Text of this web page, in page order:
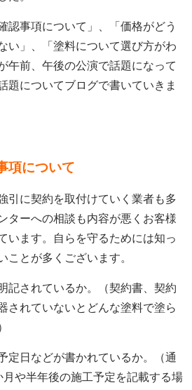
認事項について」、「価格がどう
い」、「塗料について選び方がわ
午前、午後の公演で話題になって
題についてブログで書いていきま
項について
引に契約を取付けていく業者も多
ターへの相談も内容が悪くお客様
います。自らを守るためには知っ
ことが多くございます。
されているか。（契約書、契約
されていないとどんな塗料で塗ら
日などが書かれているか。（通
や半年後の施工予定を記載する場